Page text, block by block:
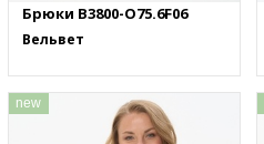
Брюки B3800-O75.6F06
Вельвет
new